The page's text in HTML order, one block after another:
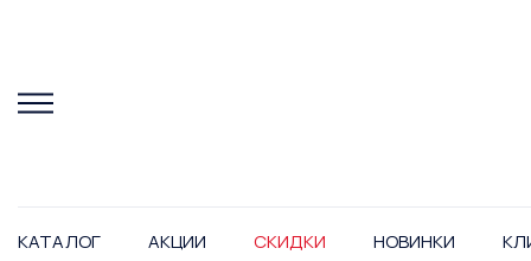
КАТАЛОГ АКЦИИ СКИДКИ НОВИНКИ